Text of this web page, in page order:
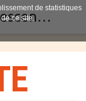
E
de statistiques
ce site. La souffrance des adolescents. Quand les troubles s’aggravent: signaux d’alerte et prise en charge